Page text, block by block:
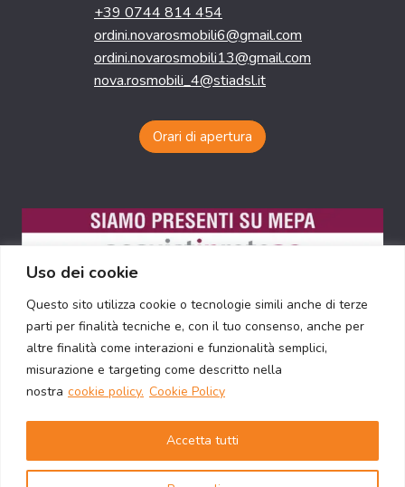
Uso dei cookie
Questo sito utilizza cookie o tecnologie simili anche di terze
parti per finalità tecniche e, con il tuo consenso, anche per
altre finalità come interazioni e funzionalità semplici,
misurazione e targeting come descritto nella
nostra cookie policy. Cookie Policy
Accetta tutti
+39 0744 814 454
ordini.novarosmobili6@gmail.com
ordini.novarosmobili13@gmail.com
nova.rosmobili_4@stiadsl.it
Orari di apertura
© 2026 Nova Rosmobili s.r.l. - P. IVA 12398811005 -